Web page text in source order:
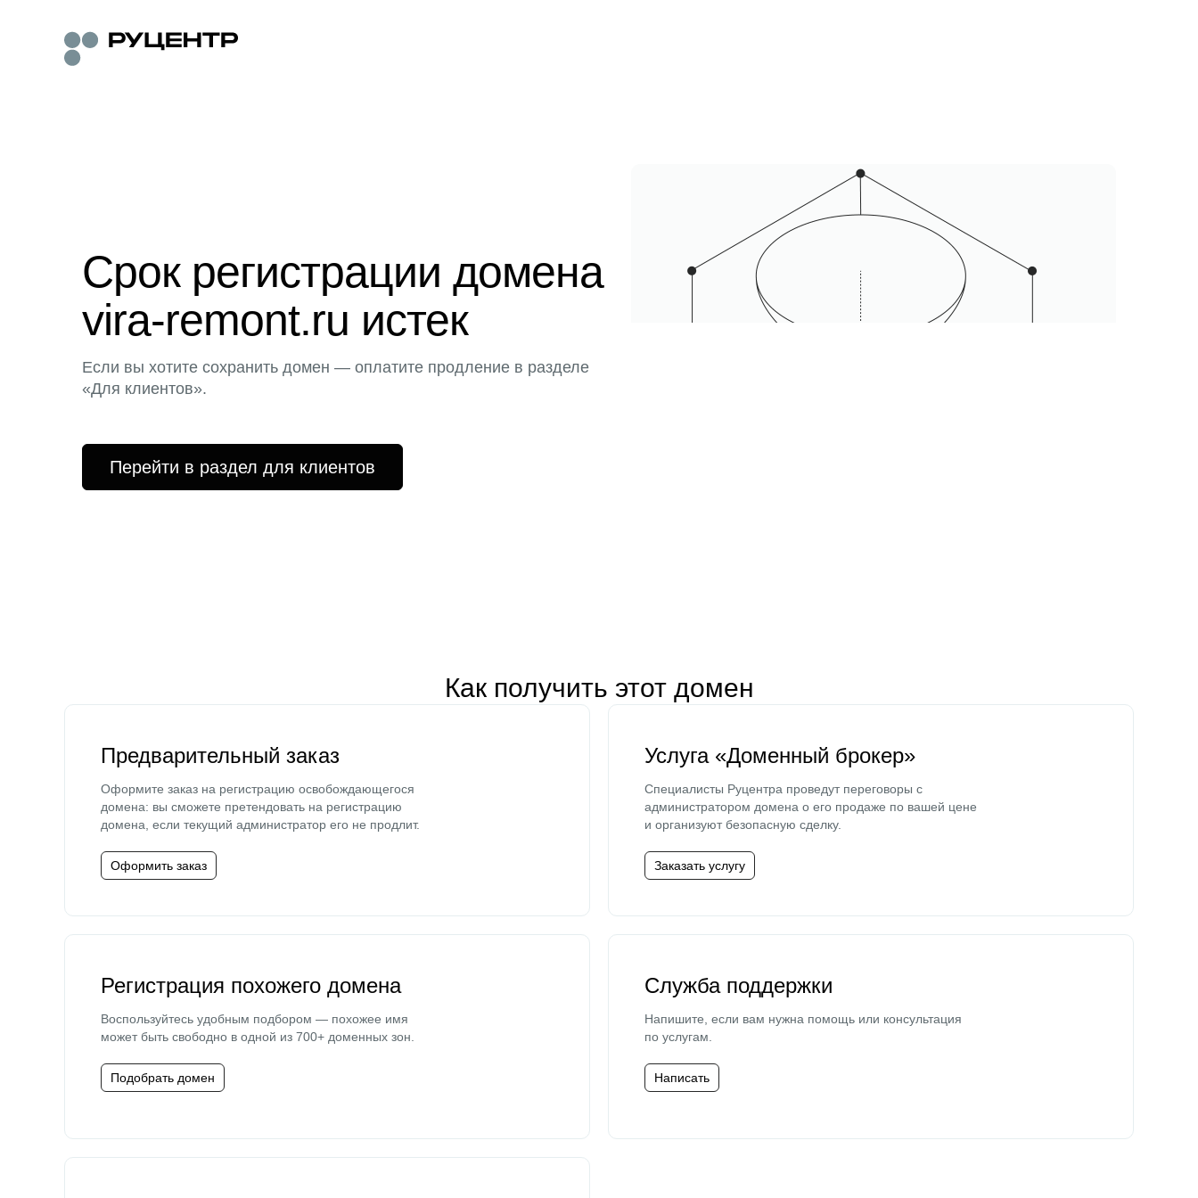
Срок регистрации домена
vira-remont.ru истек
Если вы хотите сохранить домен — оплатите продление в разделе
«Для клиентов».
Перейти в раздел для клиентов
Как получить этот домен
Предварительный заказ
Оформите заказ на регистрацию освобождающегося
домена: вы сможете претендовать на регистрацию
домена, если текущий администратор его не продлит.
Оформить заказ
Услуга «Доменный брокер»
Специалисты Руцентра проведут переговоры с
администратором домена о его продаже по вашей цене
и организуют безопасную сделку.
Заказать услугу
Регистрация похожего домена
Воспользуйтесь удобным подбором — похожее имя
может быть свободно в одной из 700+ доменных зон.
Подобрать домен
Служба поддержки
Напишите, если вам нужна помощь или консультация
по услугам.
Написать